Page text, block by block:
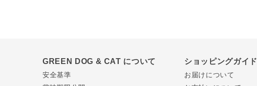
GREEN DOG & CAT について
安全基準
ショッピングガイド
お届けについて